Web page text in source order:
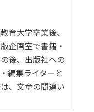
育大学卒業後、
企画室で書籍・
後、出版社への
編集ライターと
、文章の間違い